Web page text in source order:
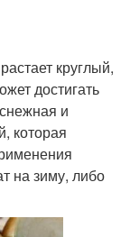
круглый,
достигать
и
которая
на зиму, либо